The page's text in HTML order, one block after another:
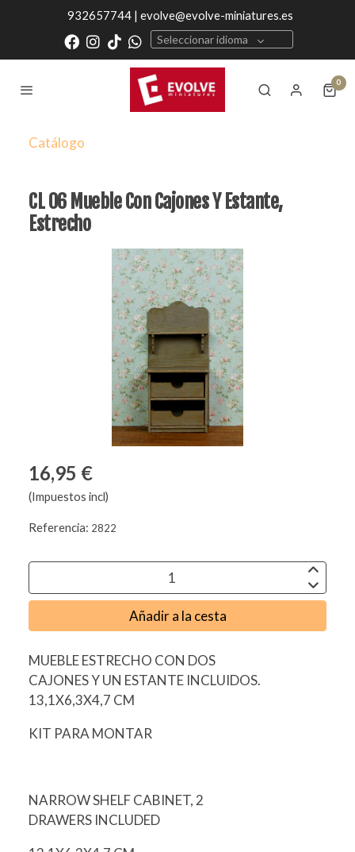
932657744 | evolve@evolve-miniatures.es
Seleccionar idioma
0
Catálogo
CL 06 Mueble Con Cajones Y Estante,
Estrecho
16,95 €
(Impuestos incl)
Referencia: 2822
Añadir a la cesta
MUEBLE ESTRECHO CON DOS
CAJONES Y UN ESTANTE INCLUIDOS.
13,1X6,3X4,7 CM
KIT PARA MONTAR
NARROW SHELF CABINET, 2
DRAWERS INCLUDED